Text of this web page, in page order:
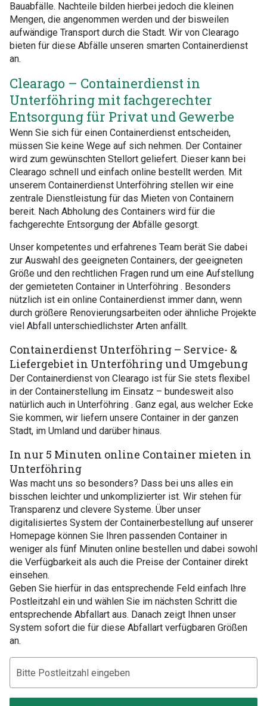
Bauabfälle. Nachteile bilden hierbei jedoch die kleinen
Mengen, die angenommen werden und der bisweilen
aufwändige Transport durch die Stadt. Wir von Clearago
bieten für diese Abfälle unseren smarten Containerdienst
an.
Clearago – Containerdienst in
Unterföhring mit fachgerechter
Entsorgung für Privat und Gewerbe
Wenn Sie sich für einen Containerdienst entscheiden,
müssen Sie keine Wege auf sich nehmen. Der Container
wird zum gewünschten Stellort geliefert. Dieser kann bei
Clearago schnell und einfach online bestellt werden. Mit
unserem Containerdienst Unterföhring stellen wir eine
zentrale Dienstleistung für das Mieten von Containern
bereit. Nach Abholung des Containers wird für die
fachgerechte Entsorgung der Abfälle gesorgt.
Unser kompetentes und erfahrenes Team berät Sie dabei
zur Auswahl des geeigneten Containers, der geeigneten
Größe und den rechtlichen Fragen rund um eine Aufstellung
der gemieteten Container in Unterföhring . Besonders
nützlich ist ein online Containerdienst immer dann, wenn
durch größere Renovierungsarbeiten oder ähnliche Projekte
viel Abfall unterschiedlichster Arten anfällt.
Containerdienst Unterföhring – Service- &
Liefergebiet in Unterföhring und Umgebung
Der Containerdienst von Clearago ist für Sie stets flexibel
in der Containerstellung im Einsatz – bundesweit also
natürlich auch in Unterföhring . Ganz egal, aus welcher Ecke
Sie kommen, wir liefern unsere Container in der ganzen
Stadt, im Umland und darüber hinaus.
In nur 5 Minuten online Container mieten in
Unterföhring
Was macht uns so besonders? Dass bei uns alles ein
bisschen leichter und unkomplizierter ist. Wir stehen für
Transparenz und clevere Systeme. Über unser
digitalisiertes System der Containerbestellung auf unserer
Homepage können Sie Ihren passenden Container in
weniger als fünf Minuten online bestellen und dabei sowohl
die Verfügbarkeit als auch die Preise der Container direkt
einsehen.
Geben Sie hierfür in das entsprechende Feld einfach Ihre
Postleitzahl ein und wählen Sie im nächsten Schritt die
entsprechende Abfallart aus. Danach zeigt Ihnen unser
System sofort die für diese Abfallart verfügbaren Größen
an.